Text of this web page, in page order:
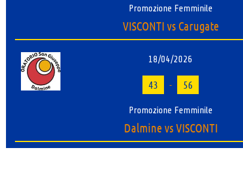
Promozione Femminile
VISCONTI vs Carugate
18/04/2026
43 - 56
Promozione Femminile
Dalmine vs VISCONTI